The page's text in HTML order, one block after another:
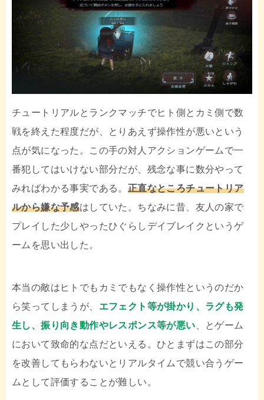
チュートリアルとランクマッチでヒト側とカミ側で数
戦を終えた程度だが、とりあえず操作性が悪いという
点が気になった。この手の対人アクションゲームで一
番犯してはいけない部分だが、残念な事に数分やって
みればわかる事実である。 正直なところチュートリア
ルから嫌な予感はしていた。ちなみに昔、友人の家で
プレイした少しやったひぐらしデイブレイクというゲ
ームを思い出した。
本当の敵はヒトでもカミでもなく操作性というのだか
ら笑ってしまうが、 エフェクト等が掛かり、ラグも発
生し、振り向き動作やレスポンス等が悪い 、とゲーム
において致命的な点だといえる。ひとまずはこの部分
を改善してもらわないとリアルタイムで競い合うゲー
ムとして評価することが難しい。